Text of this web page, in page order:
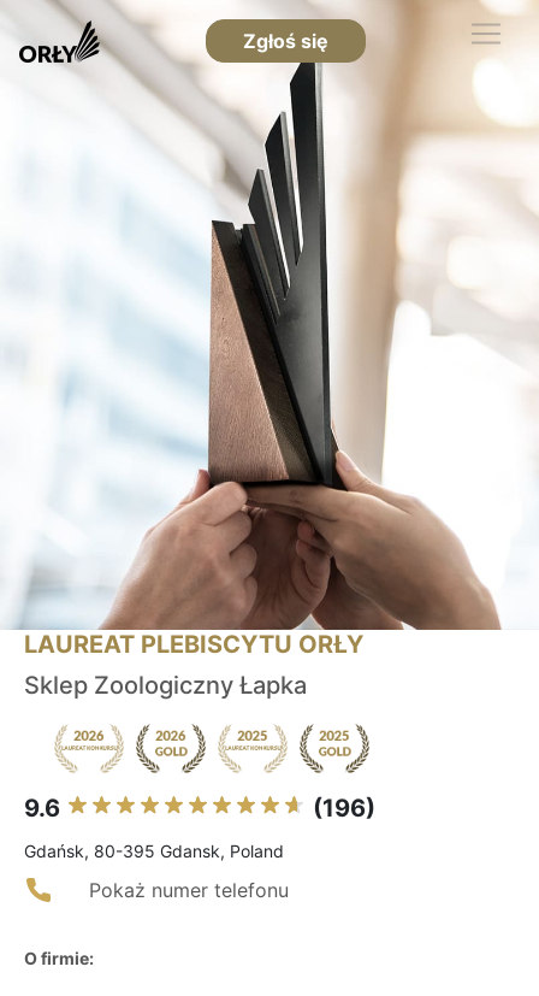
Zgłoś się
LAUREAT PLEBISCYTU ORŁY
Sklep Zoologiczny Łapka
9.6 (196)
Gdańsk, 80-395 Gdansk, Poland
Pokaż numer telefonu
O firmie: